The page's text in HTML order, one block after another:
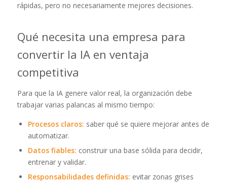
rápidas, pero no necesariamente mejores decisiones.
Qué necesita una empresa para
convertir la IA en ventaja
competitiva
Para que la IA genere valor real, la organización debe
trabajar varias palancas al mismo tiempo:
Procesos claros: saber qué se quiere mejorar antes de
automatizar.
Datos fiables: construir una base sólida para decidir,
entrenar y validar.
Responsabilidades definidas: evitar zonas grises